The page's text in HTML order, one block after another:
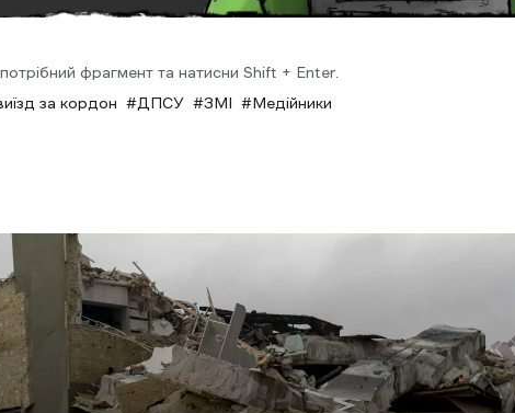
фрагмент та натисни Shift + Enter.
за кордон ДПСУ ЗМІ Медійники